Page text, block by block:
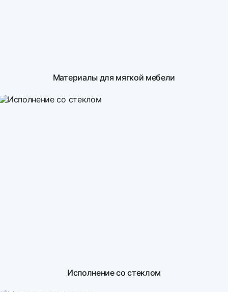
Материалы для мягкой мебели
Исполнение со стеклом